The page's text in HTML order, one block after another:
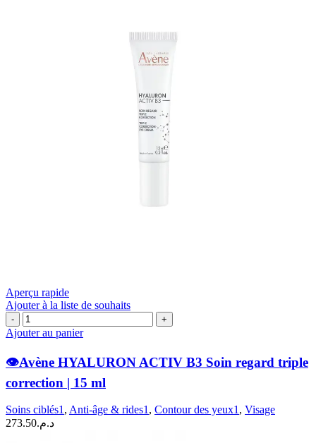
Aperçu rapide
Ajouter à la liste de souhaits
quantité
de
Avène
ACTIV
Soin
regard
Ajouter au panier
👁️Avène HYALURON ACTIV B3 Soin regard triple
correction | 15 ml
Soins ciblés1 , Anti-âge & rides1 , Contour des yeux1 , Visage
د.م.273.50